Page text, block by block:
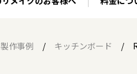
製作事例 キッチンボード